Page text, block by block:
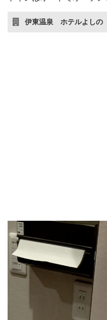
伊東温泉 ホテルよしの